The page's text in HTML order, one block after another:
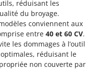
réduisant les
du broyage.
conviennent aux
entre 40 et 60 CV.
les dommages à l’outil
réduisant le
non couverte par